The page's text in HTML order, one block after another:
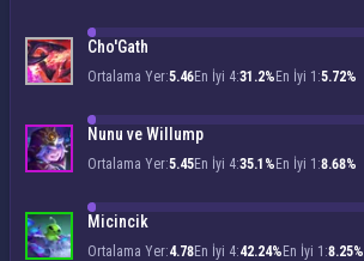
Cho'Gath
Ortalama Yer:5.46En İyi 4:31.2% En İyi 1:5.72%
Nunu ve Willump
Ortalama Yer:5.45En İyi 4:35.1% En İyi 1:8.68%
Micincik
Ortalama Yer:4.78En İyi 4:42.24% En İyi 1:8.25%